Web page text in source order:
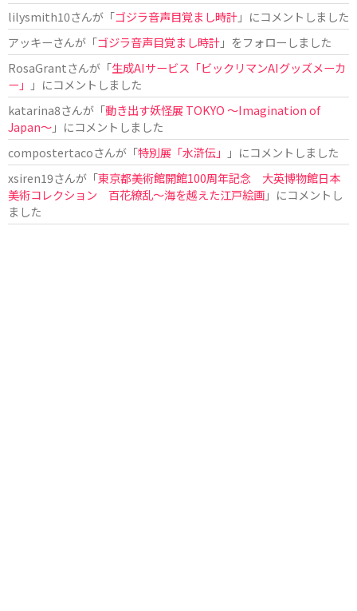
lilysmith10さんが「ゴジラ音声目覚まし時計」にコメントしました
アッキーさんが「ゴジラ音声目覚まし時計」をフォローしました
RosaGrantさんが「生成AIサービス「ビックリマンAIグッズメーカ
ー」
」にコメントしました
katarina8さんが「動き出す妖怪展 TOKYO 〜Imagination of
Japan〜」にコメントしました
compostertacoさんが「特別展「水滸伝」
」にコメントしました
xsiren19さんが「東京都美術館開館100周年記念 大英博物館日本
美術コレクション 百花繚乱～海を越えた江戸絵画」にコメントし
ました